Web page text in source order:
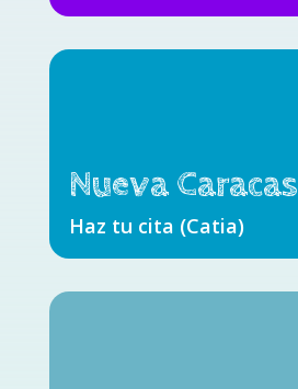
Nueva Caracas
Haz tu cita (Catia)